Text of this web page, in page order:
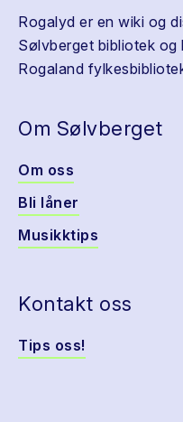
Rogalyd er en wiki og
Sølvberget bibliotek
Rogaland
Om Sølvberget
Om oss
Bli låner
Musikktips
Kontakt oss
Tips oss!